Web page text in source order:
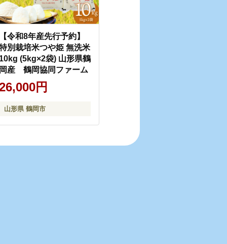
令和8年産先行予約】
別栽培米つや姫 無洗米
(5kg×2袋) 山形県鶴
産 鶴岡協同ファーム
円
山形県 鶴岡市